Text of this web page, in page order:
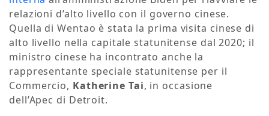
relazioni d’alto livello con il governo cinese.
Quella di Wentao è stata la prima visita cinese di
alto livello nella capitale statunitense dal 2020; il
ministro cinese ha incontrato anche la
rappresentante speciale statunitense per il
Commercio, Katherine Tai, in occasione
dell’Apec di Detroit.